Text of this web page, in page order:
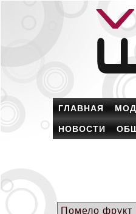
ГЛАВНАЯ
НОВОСТИ
Помело фрукт